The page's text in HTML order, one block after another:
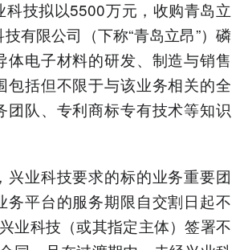
收购含5年团队绑定条款
资产保护措施
跨界半导体存技术、市场
重风险
上内容由AI大模型生成，仅供
参考
科技拟以5500万元，收购青岛立
有限公司（下称“青岛立昂”）磷
体电子材料的研发、制造与销售
包括但不限于与该业务相关的全
团队、专利商标专有技术等知识
兴业科技要求的标的业务重要团
务平台的服务期限自交割日起不
业科技（或其指定主体）签署不